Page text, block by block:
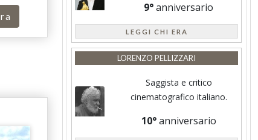
9°anniversario
LEGGI CHI ERA
LORENZO PELLIZZARI
Saggista e critico
cinematografico italiano.
10°anniversario